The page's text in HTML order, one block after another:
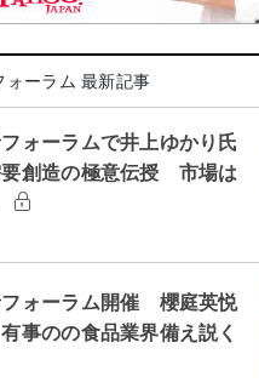
ォーラム 最新記事
ォーラムで井上ゆかり氏
創造の極意伝授 市場は
フォーラム開催 櫻庭英悦
事のの食品業界備え説く